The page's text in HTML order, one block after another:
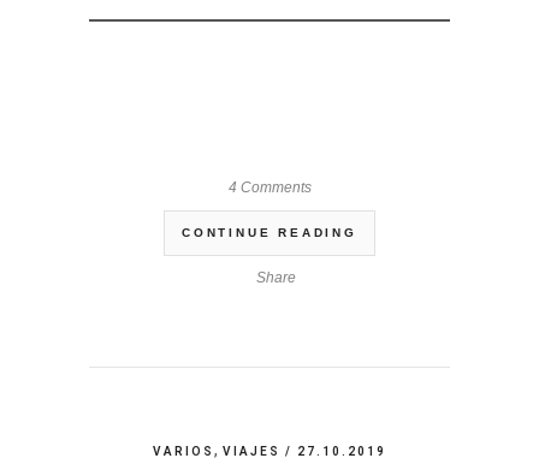
4 Comments
CONTINUE READING
Share
VARIOS , VIAJES / 27.10.2019